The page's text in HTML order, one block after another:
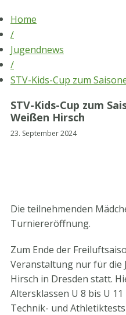
to
content
Home
/
Jugendnews
/
STV-Kids-Cup zum
STV-Kids-Cup zum
Weißen Hirsch
23. September 2024
Die teilnehmenden
Turniereröffnung.
Zum Ende der
Veranstaltung nur für die
Hirsch in Dresden statt.
Altersklassen U 8 bis U
Technik- und